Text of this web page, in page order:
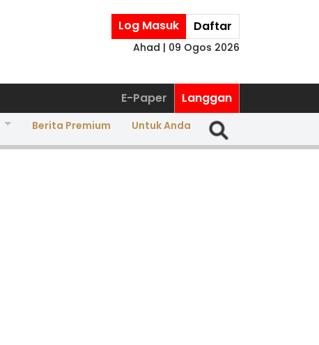
Log Masuk Daftar
Ahad | 09 Ogos 2026
E-Paper Langgan
Berita Premium Untuk Anda